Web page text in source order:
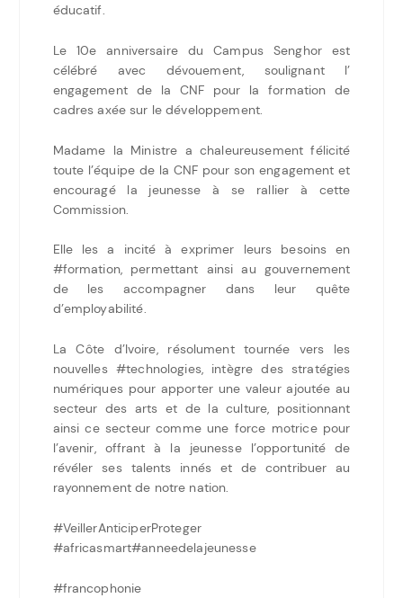
éducatif.
Le 10e anniversaire du Campus Senghor est
célébré avec dévouement, soulignant l’
engagement de la CNF pour la formation de
cadres axée sur le développement.
Madame la Ministre a chaleureusement félicité
toute l’équipe de la CNF pour son engagement et
encouragé la jeunesse à se rallier à cette
Commission.
Elle les a incité à exprimer leurs besoins en
#formation, permettant ainsi au gouvernement
de les accompagner dans leur quête
d’employabilité.
La Côte d’Ivoire, résolument tournée vers les
nouvelles #technologies, intègre des stratégies
numériques pour apporter une valeur ajoutée au
secteur des arts et de la culture, positionnant
ainsi ce secteur comme une force motrice pour
l’avenir, offrant à la jeunesse l’opportunité de
révéler ses talents innés et de contribuer au
rayonnement de notre nation.
#VeillerAnticiperProteger
#africasmart#anneedelajeunesse
#francophonie